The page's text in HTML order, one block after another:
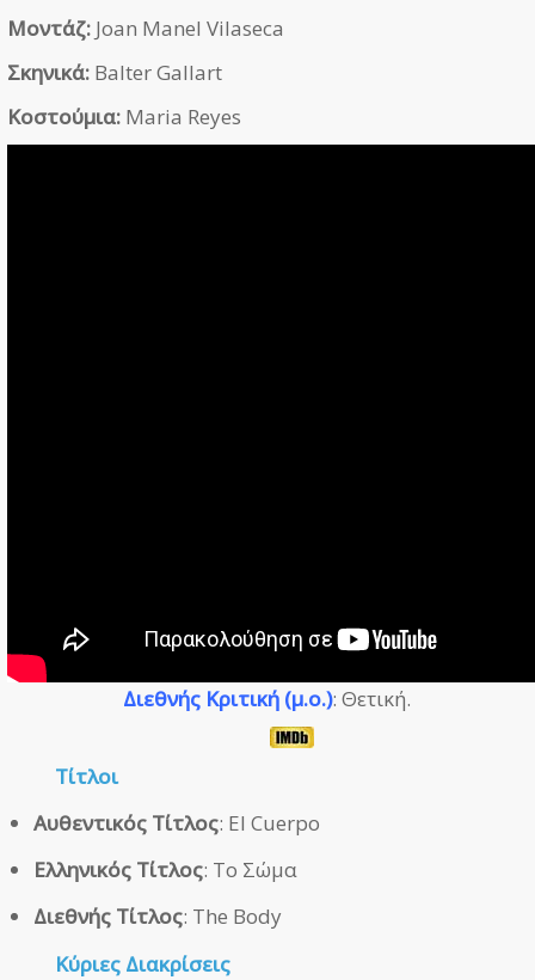
Μοντάζ: Joan Manel Vilaseca
Σκηνικά: Balter Gallart
Κοστούμια: Maria Reyes
Διεθνής Κριτική (μ.ο.): Θετική.
Τίτλοι
Αυθεντικός Τίτλος: El Cuerpo
Ελληνικός Τίτλος: Το Σώμα
Διεθνής Τίτλος: The Body
Κύριες Διακρίσεις